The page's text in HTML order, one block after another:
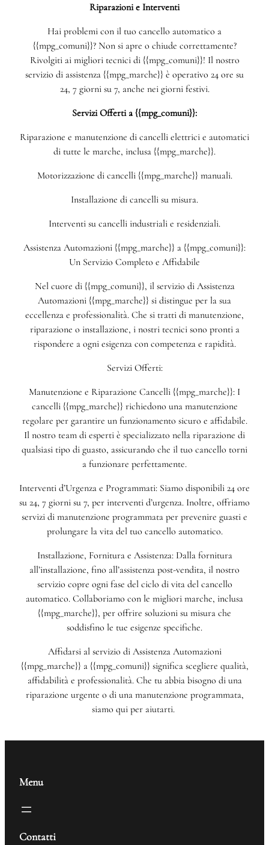
Riparazioni e Interventi
Hai problemi con il tuo cancello automatico a
{{mpg_comuni}}? Non si apre o chiude correttamente?
Rivolgiti ai migliori tecnici di {{mpg_comuni}}! Il nostro
servizio di assistenza {{mpg_marche}} è operativo 24 ore su
24, 7 giorni su 7, anche nei giorni festivi.
Servizi Offerti a {{mpg_comuni}}:
Riparazione e manutenzione di cancelli elettrici e automatici
di tutte le marche, inclusa {{mpg_marche}}.
Motorizzazione di cancelli {{mpg_marche}} manuali.
Installazione di cancelli su misura.
Interventi su cancelli industriali e residenziali.
Assistenza Automazioni {{mpg_marche}} a {{mpg_comuni}}:
Un Servizio Completo e Affidabile
Nel cuore di {{mpg_comuni}}, il servizio di Assistenza
Automazioni {{mpg_marche}} si distingue per la sua
eccellenza e professionalità. Che si tratti di manutenzione,
riparazione o installazione, i nostri tecnici sono pronti a
rispondere a ogni esigenza con competenza e rapidità.
Servizi Offerti:
Manutenzione e Riparazione Cancelli {{mpg_marche}}: I
cancelli {{mpg_marche}} richiedono una manutenzione
regolare per garantire un funzionamento sicuro e affidabile.
Il nostro team di esperti è specializzato nella riparazione di
qualsiasi tipo di guasto, assicurando che il tuo cancello torni
a funzionare perfettamente.
Interventi d’Urgenza e Programmati: Siamo disponibili 24 ore
su 24, 7 giorni su 7, per interventi d’urgenza. Inoltre, offriamo
servizi di manutenzione programmata per prevenire guasti e
prolungare la vita del tuo cancello automatico.
Installazione, Fornitura e Assistenza: Dalla fornitura
all’installazione, fino all’assistenza post-vendita, il nostro
servizio copre ogni fase del ciclo di vita del cancello
automatico. Collaboriamo con le migliori marche, inclusa
{{mpg_marche}}, per offrire soluzioni su misura che
soddisfino le tue esigenze specifiche.
Affidarsi al servizio di Assistenza Automazioni
{{mpg_marche}} a {{mpg_comuni}} significa scegliere qualità,
affidabilità e professionalità. Che tu abbia bisogno di una
riparazione urgente o di una manutenzione programmata,
siamo qui per aiutarti.
Menu
Contatti